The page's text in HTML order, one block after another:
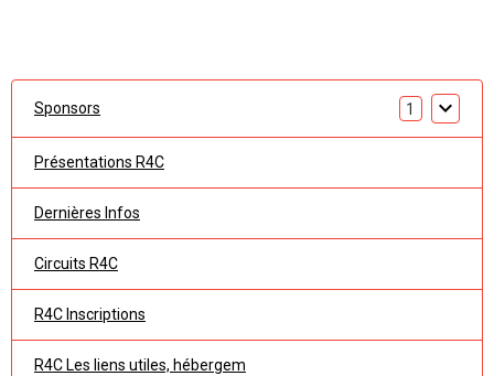
Sponsors 1
Présentations R4C
Dernières Infos
Circuits R4C
R4C Inscriptions
R4C Les liens utiles, hébergem